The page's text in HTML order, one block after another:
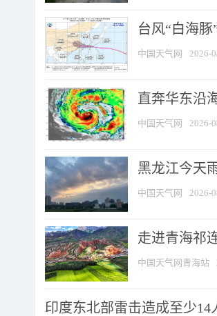
台风“白海
中国天气网 2026-
直奔华东沿
中国天气网 2026-
黑龙江今天
中国天气网 2026-
走进青海祁
中国天气网青海站
印度东北部雷击造成至少14